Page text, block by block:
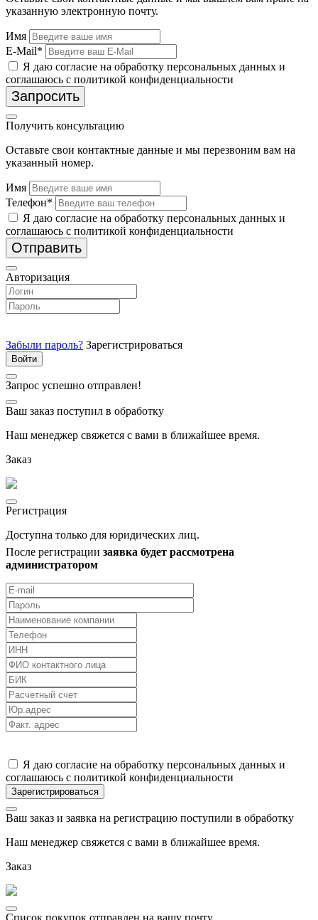
указанную электронную почту.
Имя
E-Mail*
Я даю согласие на обработку персональных данных и
соглашаюсь с политикой конфиденциальности
Запросить
Получить консультацию
Оставьте свои контактные данные и мы перезвоним вам на
указанный номер.
Имя
Телефон*
Я даю согласие на обработку персональных данных и
соглашаюсь с политикой конфиденциальности
Отправить
Авторизация
Забыли пароль? Зарегистрироваться
Запрос успешно отправлен!
Ваш заказ поступил в обработку
Наш менеджер свяжется с вами в ближайшее время.
Заказ
Регистрация
Доступна только для юридических лиц.
После регистрации заявка будет рассмотрена
администратором
Я даю согласие на обработку персональных данных и
соглашаюсь с политикой конфиденциальности
Ваш заказ и заявка на регистрацию поступили в обработку
Наш менеджер свяжется с вами в ближайшее время.
Заказ
Список покупок отправлен на вашу почту